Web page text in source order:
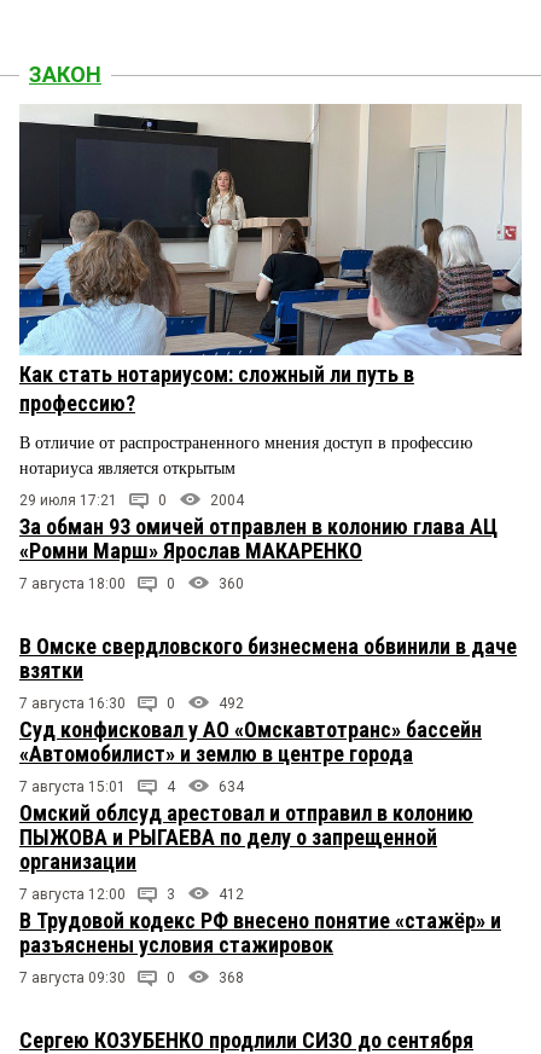
ЗАКОН
Как стать нотариусом: сложный ли путь в
профессию?
В отличие от распространенного мнения доступ в профессию
нотариуса является открытым
29 июля 17:21 0 2004
За обман 93 омичей отправлен в колонию глава АЦ
«Ромни Марш» Ярослав МАКАРЕНКО
7 августа 18:00 0 360
В Омске свердловского бизнесмена обвинили в даче
взятки
7 августа 16:30 0 492
Суд конфисковал у АО «Омскавтотранс» бассейн
«Автомобилист» и землю в центре города
7 августа 15:01 4 634
Омский облсуд арестовал и отправил в колонию
ПЫЖОВА и РЫГАЕВА по делу о запрещенной
организации
7 августа 12:00 3 412
В Трудовой кодекс РФ внесено понятие «стажёр» и
разъяснены условия стажировок
7 августа 09:30 0 368
Сергею КОЗУБЕНКО продлили СИЗО до сентября